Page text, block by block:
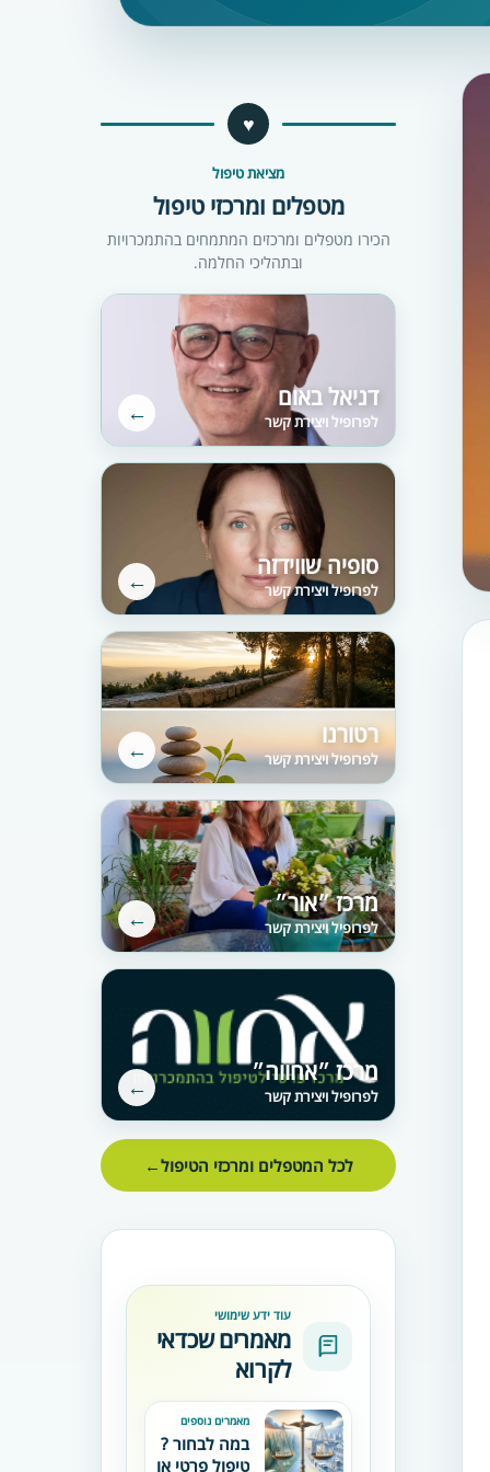
♥
מציאת טיפול
מטפלים ומרכזי טיפול
הכירו מטפלים ומרכזים המתמחים בהתמכרויות
ובתהליכי החלמה.
דניאל באום
לפרופיל ויצירת קשר ←
סופיה שווידזה
לפרופיל ויצירת קשר ←
רטורנו
לפרופיל ויצירת קשר ←
מרכז ״אור״
לפרופיל ויצירת קשר ←
מרכז ״אחווה״
לפרופיל ויצירת קשר ←
לכל המטפלים ומרכזי הטיפול←
עוד ידע שימושי
מאמרים שכדאי
לקרוא
מאמרים נוספים
במה לבחור ?
טיפול פרטי או